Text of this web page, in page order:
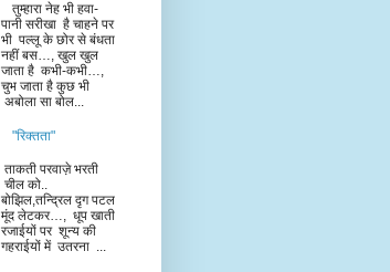
तुम्हारा नेह भी हवा-
पानी सरीखा है चाहने पर
भी पल्लू के छोर से बंधता
नहीं बस…, खुल खुल
जाता है कभी-कभी…,
चुभ जाता है कुछ भी
अबोला सा बोल...
"रिक्तता"
ताकती परवाज़े भरती
चील को..
बोझिल,तन्द्रिल दृग पटल
मूंद लेटकर…, धूप खाती
रजाईयों पर शून्य की
गहराईयों में उतरना ...